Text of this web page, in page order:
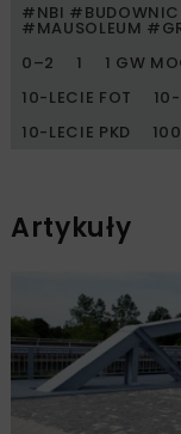
#NBI
#MAUSOLEUM
0–2
1 1 GW
10-LECIE FOT
10-LECIE PKD
Artykuły